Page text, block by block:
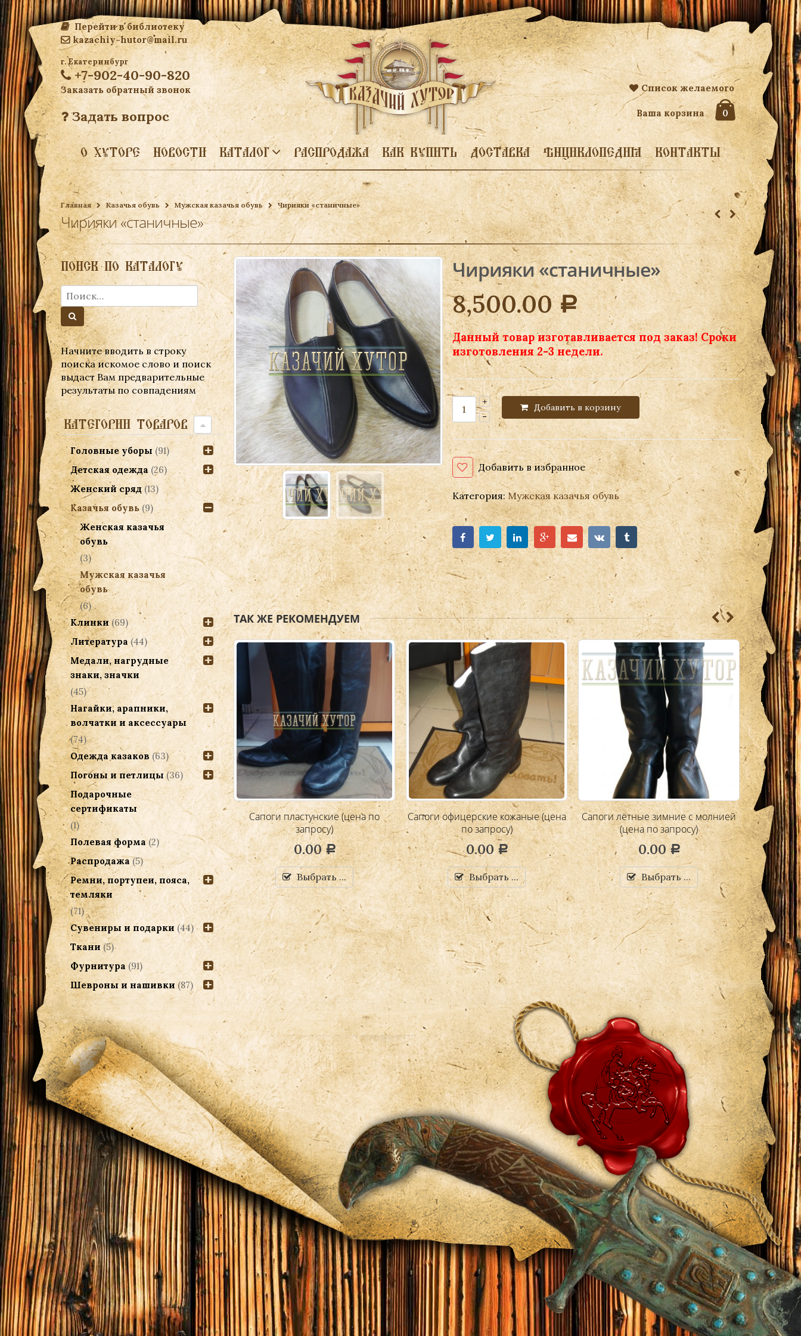
Перейти в библиотеку
kazachiy-hutor@mail.ru
г. Екатеринбург
+7-902-40-90-820
Заказать обратный звонок
Задать вопрос
Список желаемого
Ваша корзина 0
О ХУТОРЕ НОВОСТИ КАТАЛОГ РАСПРОДАЖА КАК КУПИТЬ ДОСТАВКА ЭНЦИКЛОПЕДИЯ КОНТАКТЫ
Главная Казачья обувь Мужская казачья обувь Чирияки «станичные»
Чирияки «станичные»
Чирияки «станичные»
8,500.00Р
Данный товар изготавливается под заказ! Сроки
изготовления 2-3 недели.
Добавить в корзину
Добавить в избранное
Категория: Мужская казачья обувь
ТАК ЖЕ РЕКОМЕНДУЕМ
Сапоги офицерские с высоким
голенищем 44 размер
12,000.00 Р
Добавить в корзину
Сапоги пластунские (цена по
запросу)
0.00Р
Выбрать ...
Сапоги офицерские кожаные (цена
по запросу)
0.00Р
Выбрать ...
Сапоги лётные зимние с молнией
(цена по запросу)
0.00Р
Выбрать ...
Сапоги
ПОИСК ПО КАТАЛОГУ
Начните вводить в строку
поиска искомое слово и поиск
выдаст Вам предварительные
результаты по совпадениям
КАТЕГОРИИ ТОВАРОВ
Головные уборы (91)
Детская одежда (26)
Женский сряд (13)
Казачья обувь (9)
Женская казачья
обувь
(3)
Мужская казачья
обувь
(6)
Клинки (69)
Литература (44)
Медали, нагрудные
знаки, значки
(45)
Нагайки, арапники,
волчатки и аксессуары
(74)
Одежда казаков (63)
Погоны и петлицы (36)
Подарочные
сертификаты
(1)
Полевая форма (2)
Распродажа (5)
Ремни, портупеи, пояса,
темляки
(71)
Сувениры и подарки (44)
Ткани (5)
Фурнитура (91)
Шевроны и нашивки (87)